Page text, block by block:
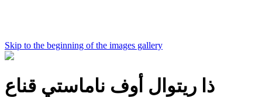
Skip to the beginning of the images gallery
ذا ريتوال أوف ناماستي قناع